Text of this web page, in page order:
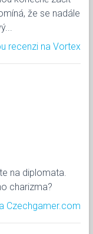
že se nadále
recenzi na Vortex
na diplomata.
charizma?
Czechgamer.com